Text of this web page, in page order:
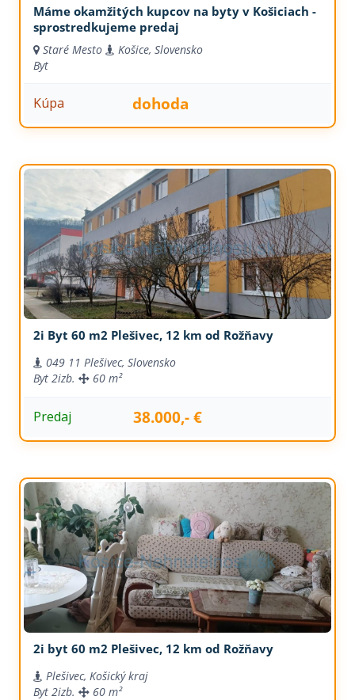
Máme okamžitých kupcov na byty v Košiciach -
sprostredkujeme predaj
Staré Mesto
Košice, Slovensko
Byt
Kúpa dohoda
2i Byt 60 m2 Plešivec, 12 km od Rožňavy
049 11 Plešivec, Slovensko
Byt 2izb. 60 m²
Predaj 38.000,- €
2i byt 60 m2 Plešivec, 12 km od Rožňavy
Plešivec, Košický kraj
Byt 2izb. 60 m²